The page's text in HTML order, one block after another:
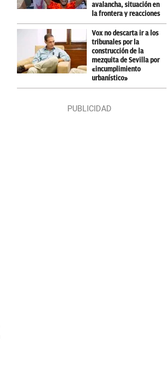
avalancha, situación en
la frontera y reacciones
Vox no descarta ir a los
tribunales por la
construcción de la
mezquita de Sevilla por
«incumplimiento
urbanístico»